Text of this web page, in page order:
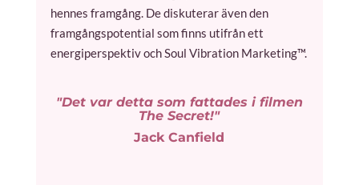
hennes framgång. De diskuterar även den
framgångspotential som finns utifrån ett
energiperspektiv och Soul Vibration Marketing™.
"Det var detta som fattades i filmen
The Secret!"
Jack Canfield